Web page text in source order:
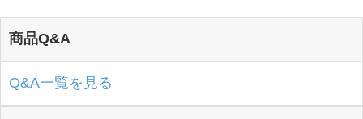
商品Q&A
Q&A一覧を見る